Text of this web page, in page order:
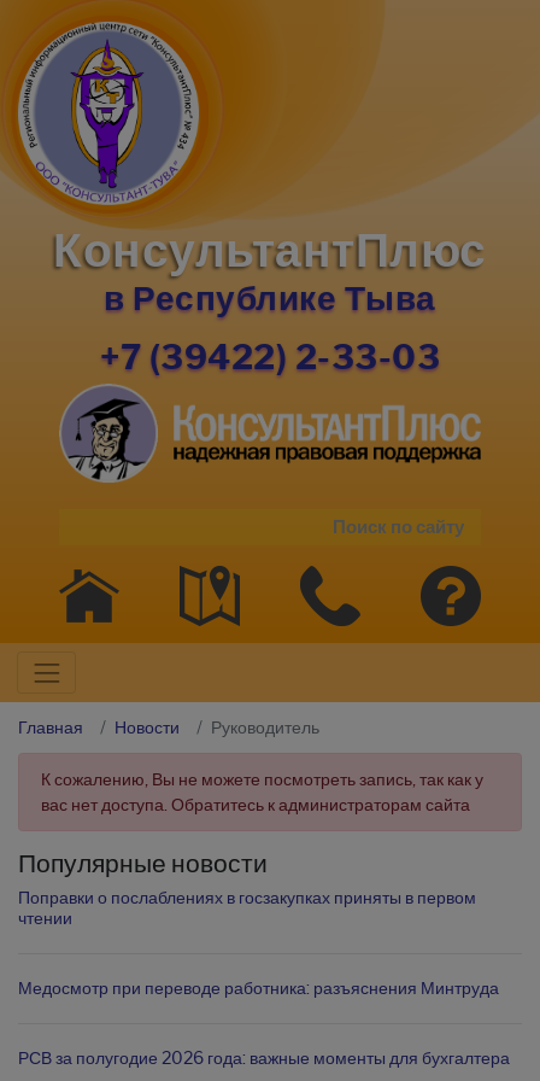
КонсультантПлюс
в Республике Тыва
+7 (39422) 2-33-03
Главная Новости Руководитель
К сожалению, Вы не можете посмотреть запись, так как у
вас нет доступа. Обратитесь к администраторам сайта
Популярные новости
Поправки о послаблениях в госзакупках приняты в первом
чтении
Медосмотр при переводе работника: разъяснения Минтруда
РСВ за полугодие 2026 года: важные моменты для бухгалтера